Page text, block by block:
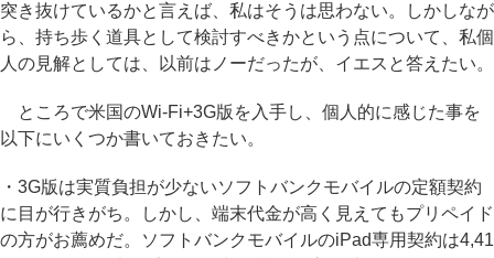
突き抜けているかと言えば、私はそうは思わない。しかしなが
ら、持ち歩く道具として検討すべきかという点について、私個
人の見解としては、以前はノーだったが、イエスと答えたい。
ところで米国のWi-Fi+3G版を入手し、個人的に感じた事を
以下にいくつか書いておきたい。
・3G版は実質負担が少ないソフトバンクモバイルの定額契約
に目が行きがち。しかし、端末代金が高く見えてもプリペイド
の方がお薦めだ。ソフトバンクモバイルのiPad専用契約は4,41